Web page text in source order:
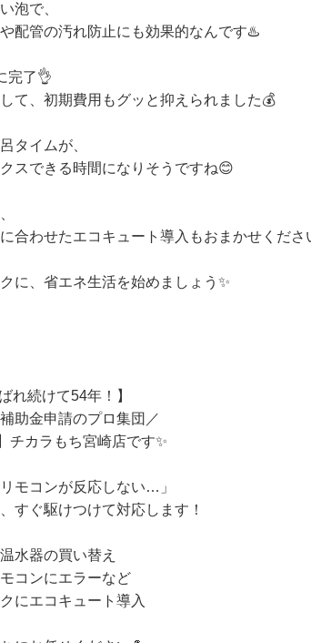
泡で、
配管の汚れ防止にも効果的なんです♨️
完了👌
て、初期費用もグッと抑えられました💰
タイムが、
スできる時間になりそうですね😊
合わせたエコキュート導入もおまかせくださ
に、省エネ生活を始めましょう✨
れ続けて54年！】
助金申請のプロ集団／
チカラもち宮崎店です✨
モコンが反応しない…」
すぐ駆けつけて対応します！
水器の買い替え
コンにエラーなど
にエコキュート導入